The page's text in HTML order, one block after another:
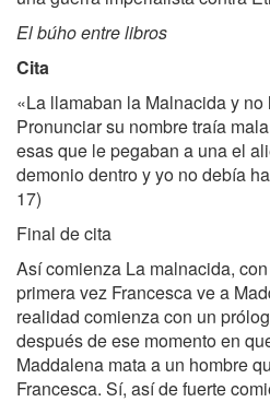
El búho entre libros
Cita
«La llamaban la Malnacida y
Pronunciar su nombre traía
esas que le pegaban a una el
demonio dentro y yo no debía
17)
Final de cita
Así comienza La malnacida,
primera vez Francesca ve a
realidad comienza con un
después de ese momento en
Maddalena mata a un hombre
Francesca. Sí, así de fuerte